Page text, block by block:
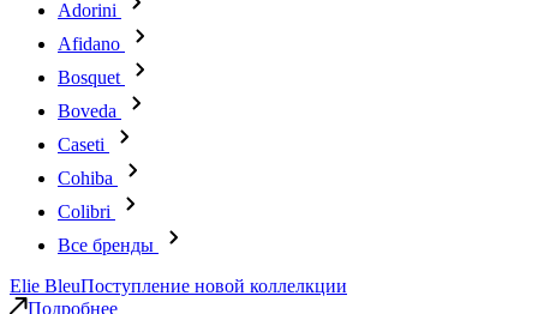
Adorini
Afidano
Bosquet
Boveda
Caseti
Cohiba
Colibri
Все бренды
Elie BleuПоступление новой коллелкции
Подробнее